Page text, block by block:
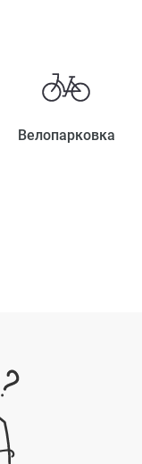
Велопарковка